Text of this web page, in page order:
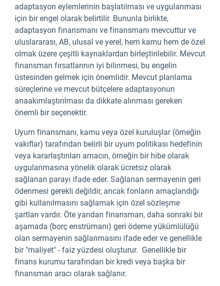
adaptasyon eylemlerinin başlatılması ve uygulanması
için bir engel olarak belirtilir. Bununla birlikte,
adaptasyon finansmanı ve finansmanı mevcuttur ve
uluslararası, AB, ulusal ve yerel, hem kamu hem de özel
olmak üzere çeşitli kaynaklardan birleştirilebilir. Mevcut
finansman fırsatlarının iyi bilinmesi, bu engelin
üstesinden gelmek için önemlidir. Mevcut planlama
süreçlerine ve mevcut bütçelere adaptasyonun
anaakımlaştırılması da dikkate alınması gereken
önemli bir seçenektir.
Uyum finansmanı, kamu veya özel kuruluşlar (örneğin
vakıflar) tarafından belirli bir uyum politikası hedefinin
veya kararlaştırılan amacın, örneğin bir hibe olarak
uygulanmasına yönelik olarak ücretsiz olarak
sağlanan parayı ifade eder. Sağlanan sermayenin geri
ödenmesi gerekli değildir, ancak fonların amaçlandığı
gibi kullanılmasını sağlamak için özel sözleşme
şartları vardır. Öte yandan finansman, daha sonraki bir
aşamada (borç enstrümanı) geri ödeme yükümlülüğü
olan sermayenin sağlanmasını ifade eder ve genellikle
bir "maliyet" - faiz yüzdesi oluşturur. Genellikle bir
finans kurumu tarafından bir kredi veya başka bir
finansman aracı olarak sağlanır.